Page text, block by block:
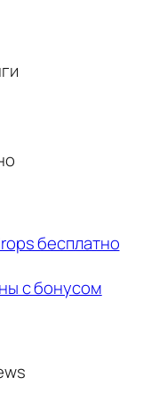
бесплатно
с бонусом